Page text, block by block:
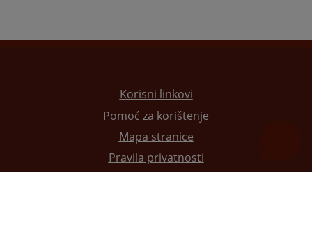
Korisni linkovi
Pomoć za korištenje
Mapa stranice
Pravila privatnosti